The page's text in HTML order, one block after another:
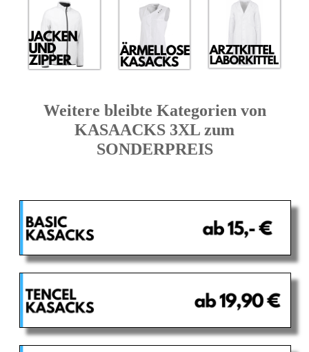
Weitere bleibte Kategorien von
KASAACKS 3XL zum
SONDERPREIS